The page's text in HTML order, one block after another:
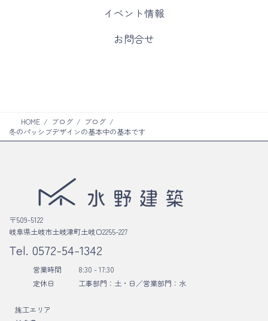
イベント情報
お問合せ
HOME ブログ
ブログ
冬のパッシブデザインの基本中の基本です
〒509-5122
岐阜県土岐市土岐津町土岐口2255-227
Tel. 0572-54-1342
営業時間
8:30 - 17:30
定休日
工事部門：土・日／営業部門：水
施工エリア